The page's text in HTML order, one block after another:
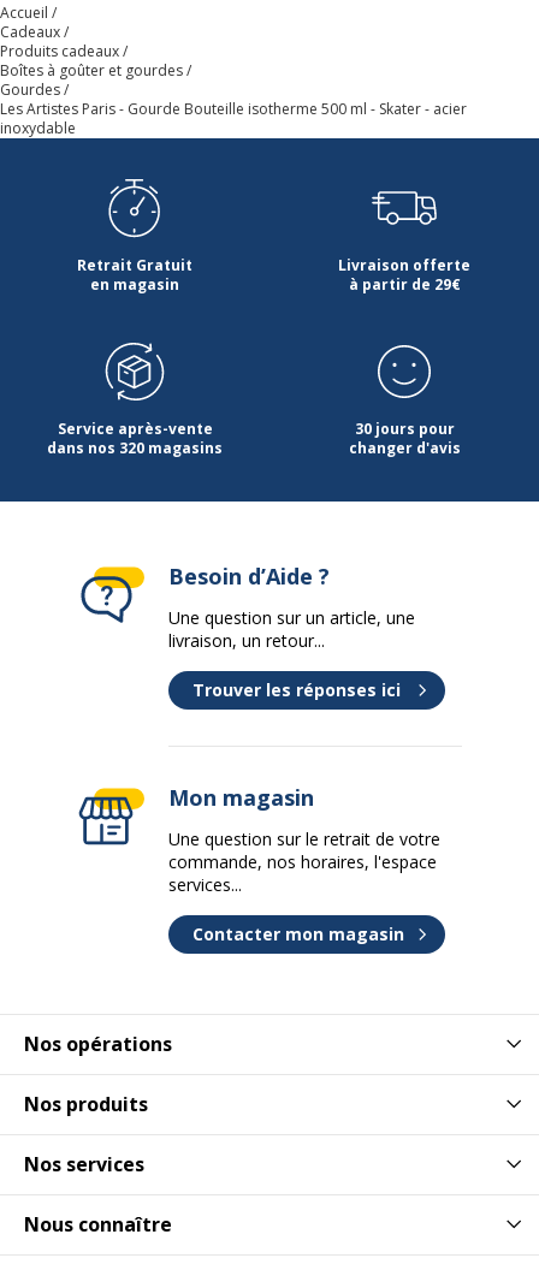
Code barre maitre
Marque
Dimensions et poids
Dimensions et poids
Diamètre
Accueil
Cadeaux
Produits cadeaux
Boîtes à goûter et gourdes
Gourdes
Les Artistes Paris - Gourde Bouteille isotherme 500 ml - Skater - acier
inoxydable
Retrait Gratuit
en magasin
Livraison offerte
à partir de 29€
Service après-vente
dans nos 320 magasins
30 jours pour
changer d'avis
Nos opérations
Nos produits
Nos services
Nous connaître
Besoin d’Aide ?
Une question sur un article, une
livraison, un retour...
Trouver les réponses ici
Mon magasin
Une question sur le retrait de votre
commande, nos horaires, l'espace
services...
Contacter mon magasin